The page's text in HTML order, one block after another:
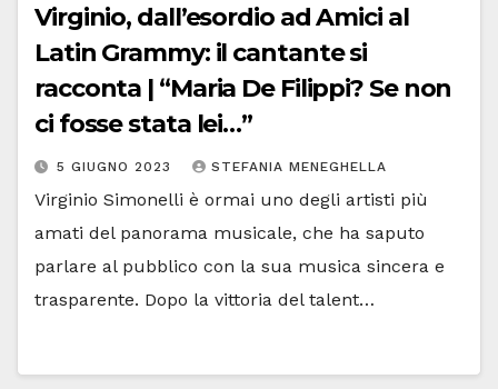
Virginio, dall’esordio ad Amici al
Latin Grammy: il cantante si
racconta | “Maria De Filippi? Se non
ci fosse stata lei…”
5 GIUGNO 2023 STEFANIA MENEGHELLA
Virginio Simonelli è ormai uno degli artisti più
amati del panorama musicale, che ha saputo
parlare al pubblico con la sua musica sincera e
trasparente. Dopo la vittoria del talent…